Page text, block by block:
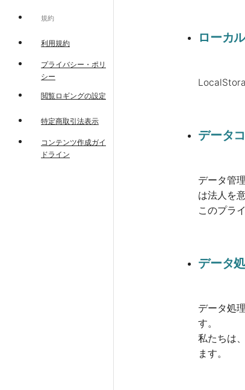
規約
利用規約
プライバシー・ポリ
シー
閲覧ロギングの設定
特定商取引法表示
コンテンツ作成ガイ
ドライン
ローカ
データ
データ管
は法人を
このプラ
データ
データ処
す。
私たちは
ます。